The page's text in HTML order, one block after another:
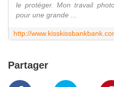
le protéger. Mon travail
pour une grande ...
Partager